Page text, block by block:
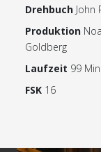
Drehbuch John
Produktion
Goldberg
Laufzeit 99
FSK 16